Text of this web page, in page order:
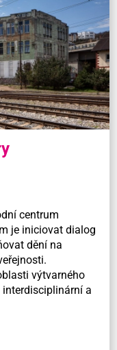
centrum
je iniciovat dialog
dění na
výtvarného
interdisciplinární a